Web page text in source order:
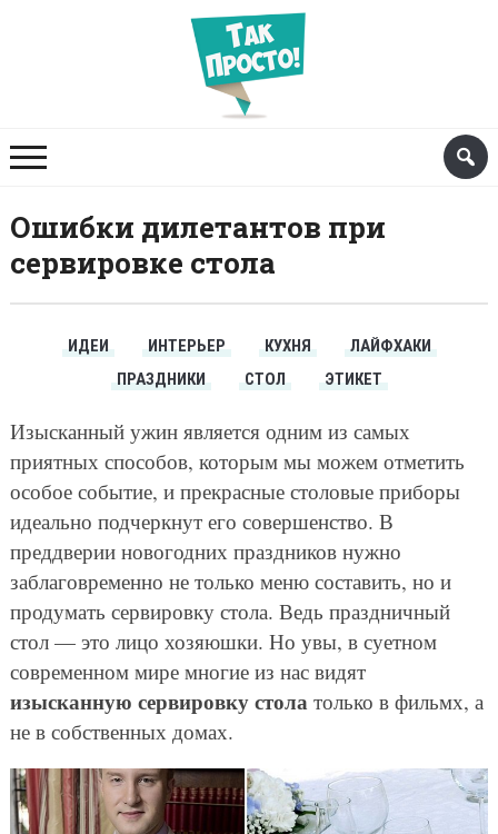
Ошибки дилетантов при
сервировке стола
ИДЕИ ИНТЕРЬЕР КУХНЯ
ЛАЙФХАКИ
ПРАЗДНИКИ
СТОЛ ЭТИКЕТ
Изысканный ужин является одним из самых
приятных способов, которым мы можем отметить
особое событие, и прекрасные столовые приборы
идеально подчеркнут его совершенство. В
преддверии новогодних праздников нужно
заблаговременно не только меню составить, но и
продумать сервировку стола. Ведь праздничный
стол — это лицо хозяюшки. Но увы, в суетном
современном мире многие из нас видят
изысканную сервировку столатолько в фильмх, а
не в собственных домах.